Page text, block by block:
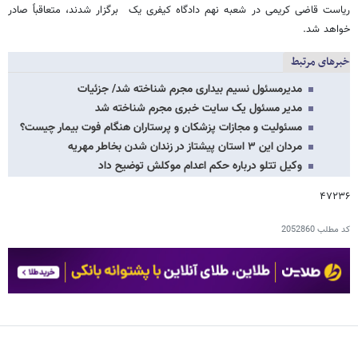
ریاست قاضی کریمی در شعبه نهم دادگاه کیفری یک برگزار شدند، متعاقباً صادر
خواهد شد.
خبرهای مرتبط
مدیرمسئول نسیم بیداری مجرم شناخته شد/ جزئیات
مدیر مسئول یک سایت خبری مجرم شناخته شد
مسئولیت و مجازات پزشکان و پرستاران هنگام فوت بیمار چیست؟
مردان این ۳ استان پیشتاز در زندان شدن بخاطر مهریه
وکیل تتلو درباره حکم اعدام موکلش توضیح داد
۴۷۲۳۶
کد مطلب2052860